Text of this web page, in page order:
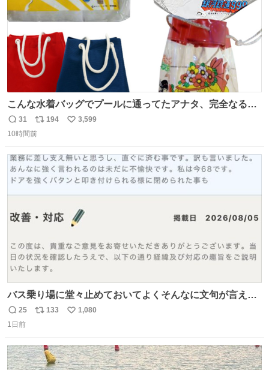
こんな水着バッグでプールに通ってたアナタ、完全なる同
世代（笑） #70年代 #80年代 #昭和レトロ
返
信
31
リ
ポ
ト
数
194
い
数
3,599
10時間前
バス乗り場に堂々止めておいてよくそんなに文句が言える
ね 運転士は日本人やったのなら韓国人は関係ないし、なん
なら68歳も関係ない…
返
信
25
リ
ト
数
133
い
数
1,080
1日前